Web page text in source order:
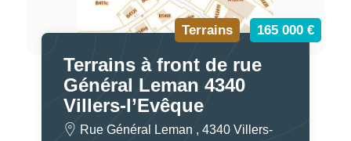
Terrains 165 000 €
Terrains à front de rue
Général Leman 4340
Villers-l’Evêque
Rue Général Leman , 4340 Villers-